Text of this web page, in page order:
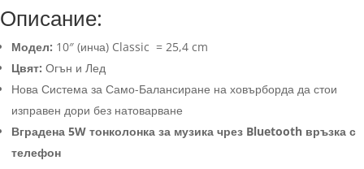
Описание:
Модел: 10″ (инча) Classic = 25,4 cm
Цвят: Огън и Лед
Нова Система за Само-Балансиране на ховърборда да стои
изправен дори без натоварване
Вградена 5W тонколонка за музика чрез Bluetooth връзка с
телефон